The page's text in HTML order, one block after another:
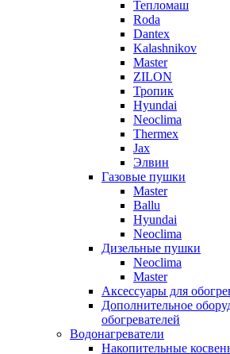
Тепломаш
Roda
Dantex
Kalashnikov
Master
ZILON
Тропик
Hyundai
Neoclima
Thermex
Jax
Элвин
Газовые пушки
Master
Ballu
Hyundai
Neoclima
Дизельные пушки
Neoclima
Master
Аксессуары для
Дополнительное
обогревателей
Водонагреватели
Накопительные